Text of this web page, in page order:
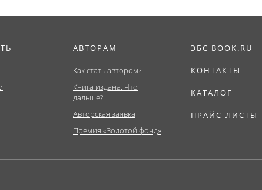
АВТОРАМ
Как стать автором?
Книга издана. Что
дальше?
Авторская заявка
Премия «Золотой фонд»
ЭБС BOOK.RU
КОНТАКТЫ
КАТАЛОГ
ПРАЙС-ЛИСТЫ